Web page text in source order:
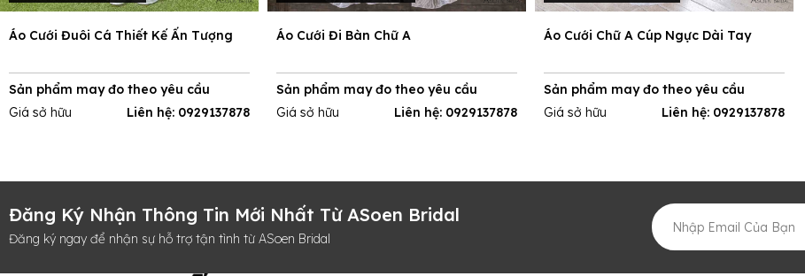
Áo Cưới Đuôi Cá Thiết Kế Ấn Tượng
Sản phẩm may đo theo yêu cầu
Giá sở hữu
Liên hệ: 0929137878
Áo Cưới Đi Bàn Chữ A
Sản phẩm may đo theo yêu cầu
Giá sở hữu
Liên hệ: 0929137878
Áo Cưới Chữ A Cúp Ngực Dài Tay
Sản phẩm may đo theo yêu cầu
Giá sở hữu
Liên hệ: 0929137878
Đăng Ký Nhận Thông Tin Mới Nhất Từ ASoen Bridal
Đăng ký ngay để nhận sự hỗ trợ tận tình từ ASoen Bridal